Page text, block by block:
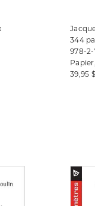
344
978-2-
39,95 $
Consulter